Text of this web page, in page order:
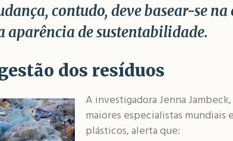
contudo, deve basear-se
aparência de sustentabilidade.
dos resíduos
A investigadora Jenna Jambeck,
maiores especialistas mundiais
plásticos, alerta que: